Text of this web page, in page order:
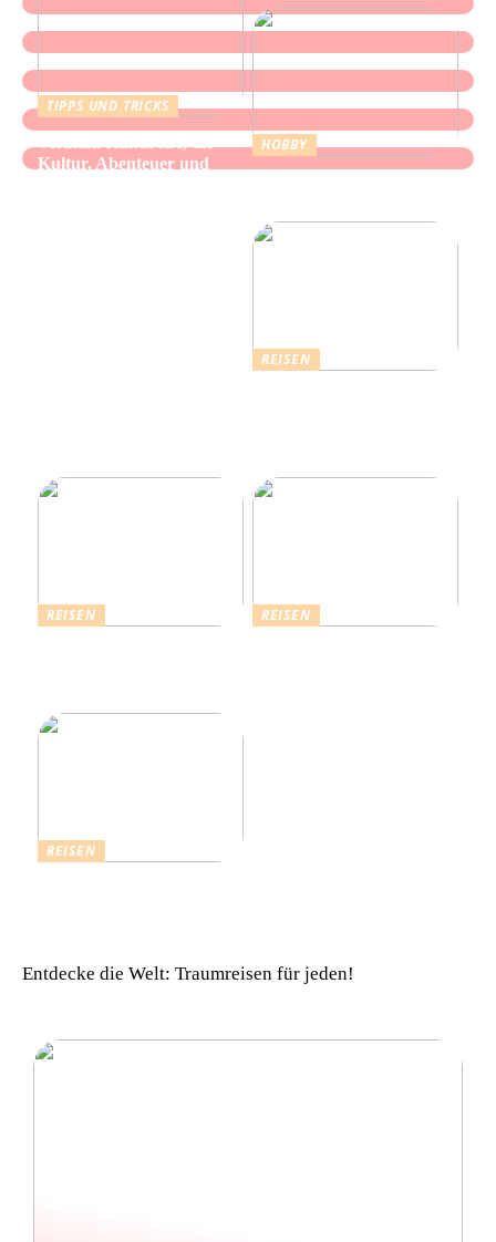
TIPPS UND TRICKS
Kultur, Abenteuer und
HOBBY
REISEN
REISEN
REISEN
REISEN
Entdecke die Welt: Traumreisen für jeden!